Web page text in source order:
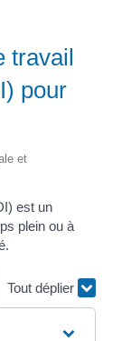
travail
pour
et
est un
plein ou à
Tout déplier